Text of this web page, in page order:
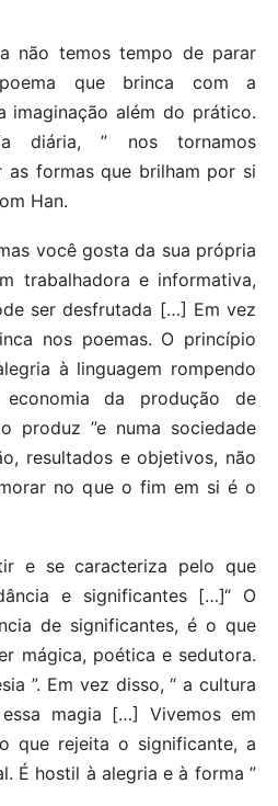
não temos tempo de parar
que brinca com a
imaginação além do prático.
diária, ” nos tornamos
as formas que brilham por si
Han.
você gosta da sua própria
trabalhadora e informativa,
ser desfrutada […] Em vez
nos poemas. O princípio
à linguagem rompendo
da produção de
produz ”e numa sociedade
resultados e objetivos, não
no que o fim em si é o
e se caracteriza pelo que
e significantes […]“ O
de significantes, é o que
mágica, poética e sedutora.
”. Em vez disso, “ a cultura
magia […] Vivemos em
que rejeita o significante, a
É hostil à alegria e à forma ”